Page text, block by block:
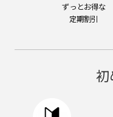
ずっとお得な
定期割引
初